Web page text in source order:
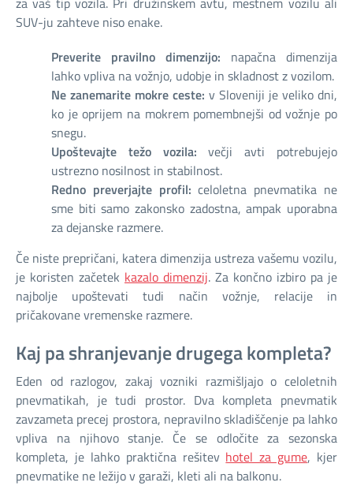
SUV-ju zahteve niso enake.
Preverite pravilno dimenzijo: napačna dimenzija
lahko vpliva na vožnjo, udobje in skladnost z vozilom.
Ne zanemarite mokre ceste: v Sloveniji je veliko dni,
ko je oprijem na mokrem pomembnejši od vožnje po
snegu.
Upoštevajte težo vozila: večji avti potrebujejo
ustrezno nosilnost in stabilnost.
Redno preverjajte profil: celoletna pnevmatika ne
sme biti samo zakonsko zadostna, ampak uporabna
za dejanske razmere.
Če niste prepričani, katera dimenzija ustreza vašemu vozilu,
je koristen začetek kazalo dimenzij. Za končno izbiro pa je
najbolje upoštevati tudi način vožnje, relacije in
pričakovane vremenske razmere.
Kaj pa shranjevanje drugega kompleta?
Eden od razlogov, zakaj vozniki razmišljajo o celoletnih
pnevmatikah, je tudi prostor. Dva kompleta pnevmatik
zavzameta precej prostora, nepravilno skladiščenje pa lahko
vpliva na njihovo stanje. Če se odločite za sezonska
kompleta, je lahko praktična rešitev hotel za gume, kjer
pnevmatike ne ležijo v garaži, kleti ali na balkonu.